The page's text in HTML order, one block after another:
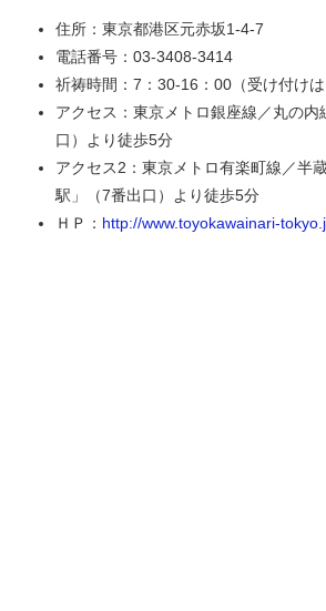
住所：東京都港区元赤坂1-4-7
電話番号：03-3408-3414
祈祷時間：7：30-16：00（受け付けは
アクセス：東京メトロ銀座線／丸の内
口）より徒歩5分
アクセス2：東京メトロ有楽町線／半
駅」（7番出口）より徒歩5分
ＨＰ： http://www.toyokawainari-